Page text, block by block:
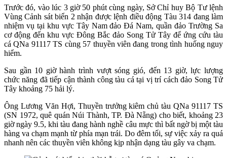
Trước đó, vào lúc 3 giờ 50 phút cùng ngày, Sở Chỉ huy Bộ Tư lệnh
Vùng Cảnh sát biển 2 nhận được lệnh điều động Tàu 314 đang làm
nhiệm vụ tại khu vực Tây Nam đảo Đá Nam, quần đảo Trường Sa
cơ động đến khu vực Đông Bắc đảo Song Tử Tây để ứng cứu tàu
cá QNa 91117 TS cùng 57 thuyền viên đang trong tình huống nguy
hiểm.
Sau gần 10 giờ hành trình vượt sóng gió, đến 13 giờ, lực lượng
chức năng đã tiếp cận thành công tàu cá tại vị trí cách đảo Song Tử
Tây khoảng 75 hải lý.
Ông Lương Văn Hợi, Thuyền trưởng kiêm chủ tàu QNa 91117 TS
(SN 1972, quê quán Núi Thành, TP. Đà Nẵng) cho biết, khoảng 23
giờ ngày 9.5, khi tàu đang hành nghề câu mực thì bất ngờ bị một tàu
hàng va chạm mạnh từ phía mạn trái. Do đêm tối, sự việc xảy ra quá
nhanh nên các thuyền viên không kịp nhận dạng tàu gây va chạm.